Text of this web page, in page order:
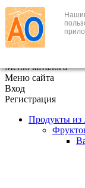
+7 (495) 646-888-1
В корзине
Меню каталога
Меню сайта
Вход
Регистрация
Продукты